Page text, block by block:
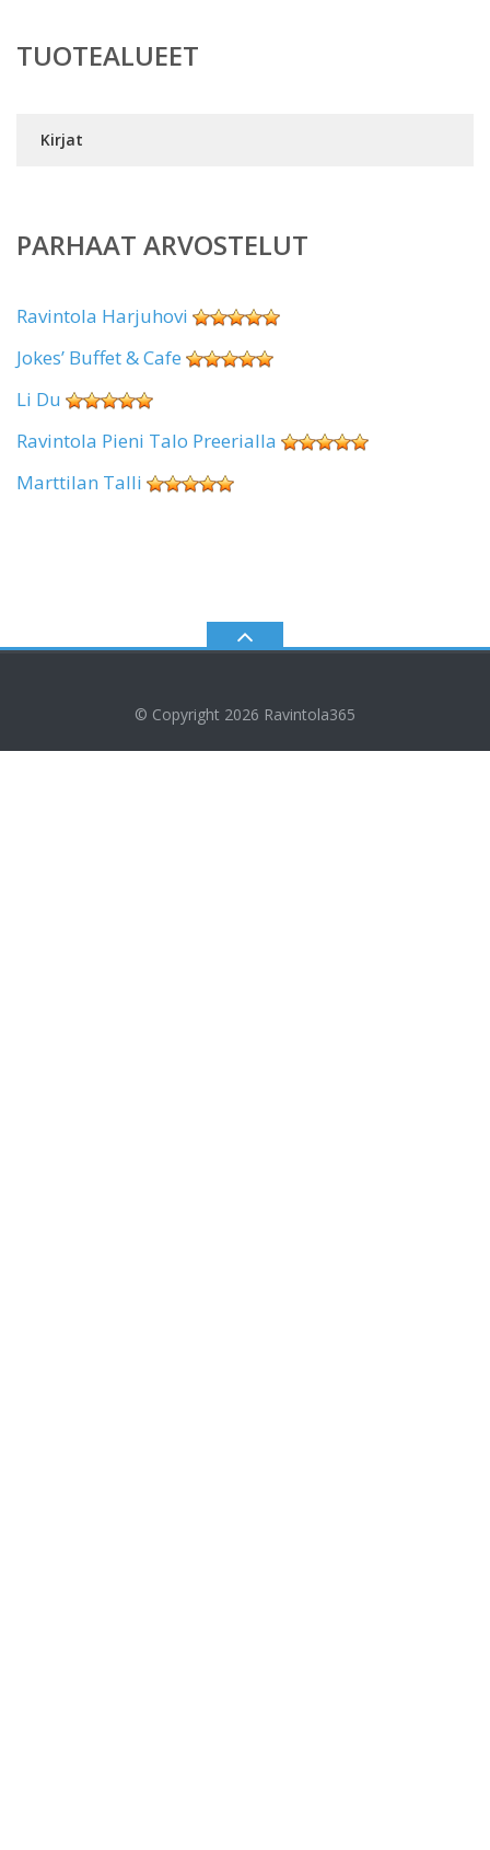
TUOTEALUEET
Kirjat
PARHAAT ARVOSTELUT
Ravintola Harjuhovi
Jokes’ Buffet & Cafe
Li Du
Ravintola Pieni Talo Preerialla
Marttilan Talli
© Copyright 2026 Ravintola365